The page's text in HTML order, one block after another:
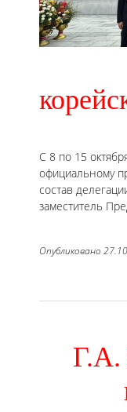
С 8 по 15
официальному
состав
заместитель
Опубликовано
Г.А.